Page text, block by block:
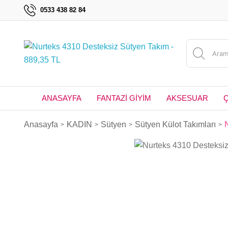
0533 438 82 84
ANASAYFA FANTAZİ GİYİM AKSESUAR
Anasayfa KADIN Sütyen Sütyen Külot Takımları